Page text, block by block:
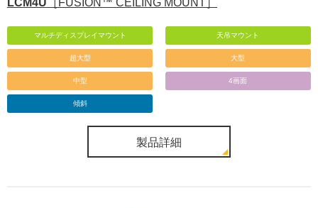
LCM4U ［FUSION™ CEILING MOUNT］
マルチディスプレイマウント 天吊マウント
超大型 大型
中型 4画面
傾斜
製品詳細